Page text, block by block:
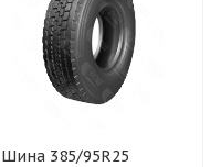
Шина 385/95R25